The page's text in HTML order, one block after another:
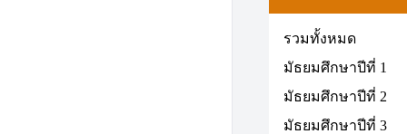
รวมทั้งหมด
มัธยมศึกษาปีที่ 1
มัธยมศึกษาปีที่ 2
มัธยมศึกษาปีที่ 3